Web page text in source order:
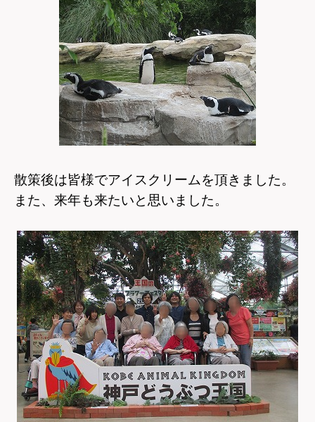
散策後は皆様でアイスクリームを頂きました。
また、来年も来たいと思いました。